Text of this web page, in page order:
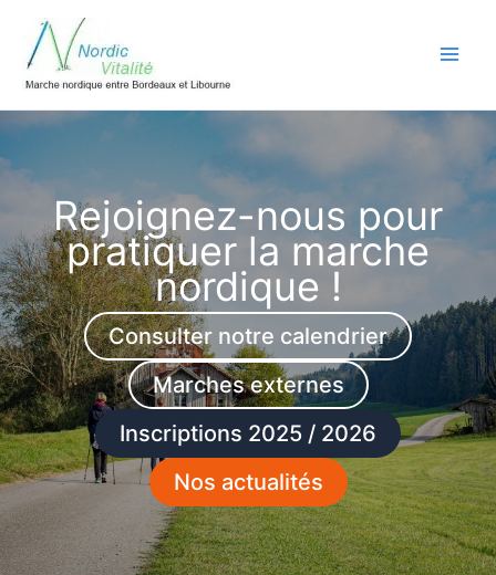
contenu
Rejoignez-nous pour
pratiquer la marche
nordique !
Consulter notre calendrier
Marches externes
Inscriptions 2025 / 2026
Nos actualités